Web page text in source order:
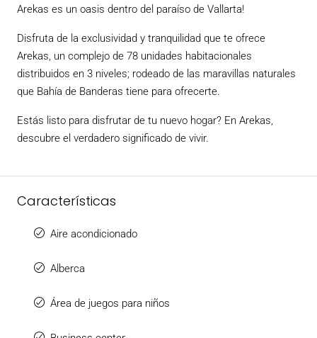
Arekas es un oasis dentro del paraíso de Vallarta!
Disfruta de la exclusividad y tranquilidad que te ofrece
Arekas, un complejo de 78 unidades habitacionales
distribuidos en 3 niveles; rodeado de las maravillas naturales
que Bahía de Banderas tiene para ofrecerte.
Estás listo para disfrutar de tu nuevo hogar? En Arekas,
descubre el verdadero significado de vivir.
Características
Aire acondicionado
Alberca
Área de juegos para niños